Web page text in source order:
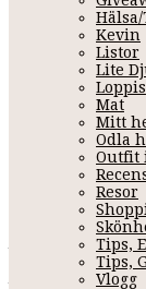
Kevin
Listor
Lite
Loppis
Mat
Mitt
Odla
Outfit
Resor
Tips,
Tips,
Vlogg
April 30, 2011 12:36
Jag är helt såld i
Jag kan inte